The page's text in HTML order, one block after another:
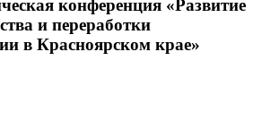
конференция «Развитие
и переработки
в Красноярском крае»